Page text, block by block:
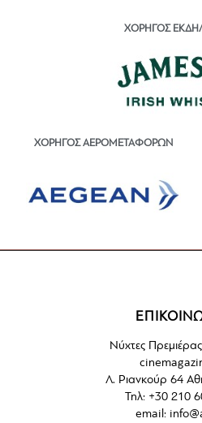
ΧΟΡΗΓΟΣ
ΧΟΡΗΓΟΣ ΑΕΡΟΜΕΤΑΦΟΡΩΝ
Νύχτες
Λ. Ριανκούρ 64
Τηλ: +30 210
email: